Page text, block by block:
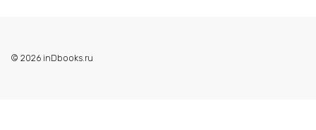
© 2026 inDbooks.ru